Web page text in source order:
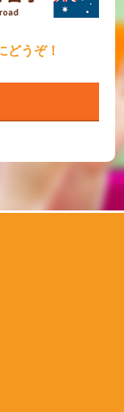
どうぞ！